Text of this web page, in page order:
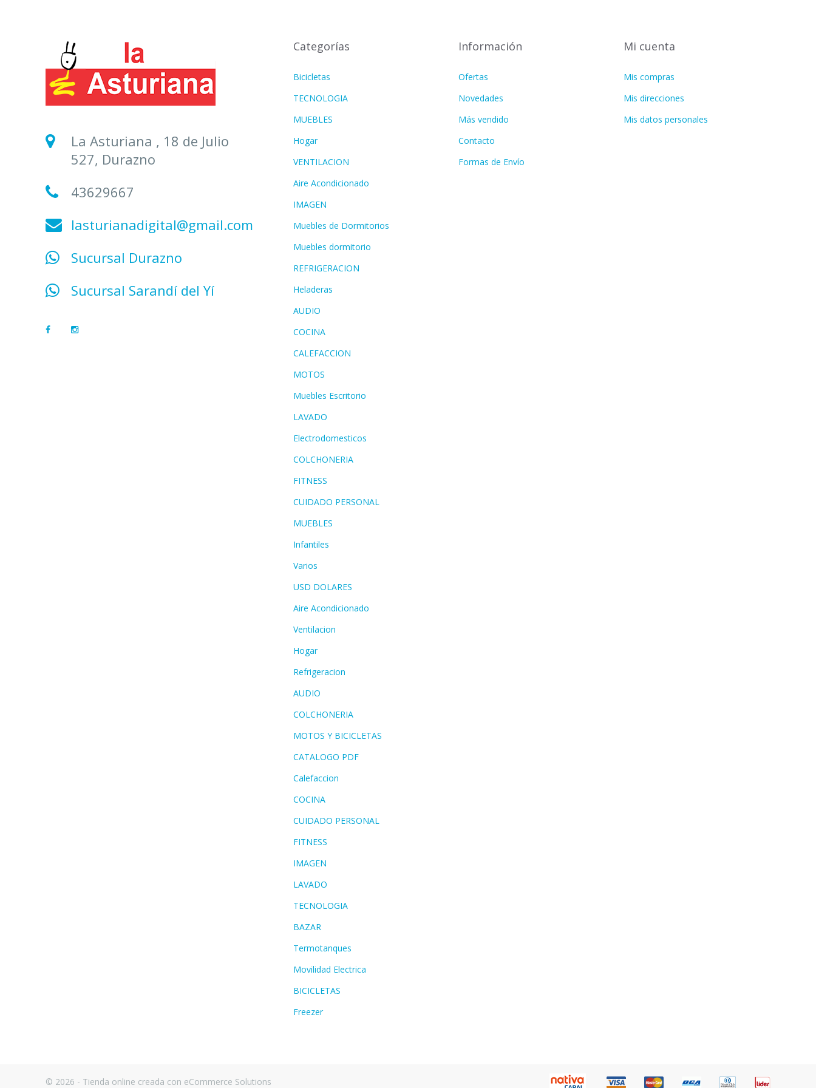
La Asturiana , 18 de Julio
527, Durazno
43629667
lasturianadigital@gmail.com
Sucursal Durazno
Sucursal Sarandí del Yí
Categorías
Bicicletas
TECNOLOGIA
MUEBLES
Hogar
VENTILACION
Aire Acondicionado
IMAGEN
Muebles de Dormitorios
Muebles dormitorio
REFRIGERACION
Heladeras
AUDIO
COCINA
CALEFACCION
MOTOS
Muebles Escritorio
LAVADO
Electrodomesticos
COLCHONERIA
FITNESS
CUIDADO PERSONAL
MUEBLES
Infantiles
Varios
USD DOLARES
Aire Acondicionado
Ventilacion
Hogar
Refrigeracion
AUDIO
COLCHONERIA
MOTOS Y BICICLETAS
CATALOGO PDF
Calefaccion
COCINA
CUIDADO PERSONAL
FITNESS
IMAGEN
LAVADO
TECNOLOGIA
BAZAR
Termotanques
Movilidad Electrica
BICICLETAS
Freezer
Información
Ofertas
Novedades
Más vendido
Contacto
Formas de Envío
Mi cuenta
Mis compras
Mis direcciones
Mis datos personales
© 2026 - Tienda online creada con eCommerce Solutions